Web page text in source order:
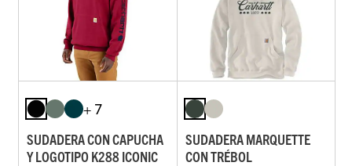
+ 7
SUDADERA CON CAPUCHA
Y LOGOTIPO K288 ICONIC
SUDADERA MARQUETTE
CON TRÉBOL